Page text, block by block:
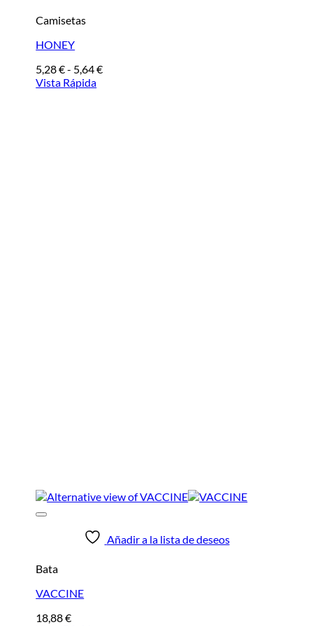
Camisetas
HONEY
5,28€- 5,64€Rango
Vista Rápida
Añadir a la lista de deseos
Bata
VACCINE
18,88€